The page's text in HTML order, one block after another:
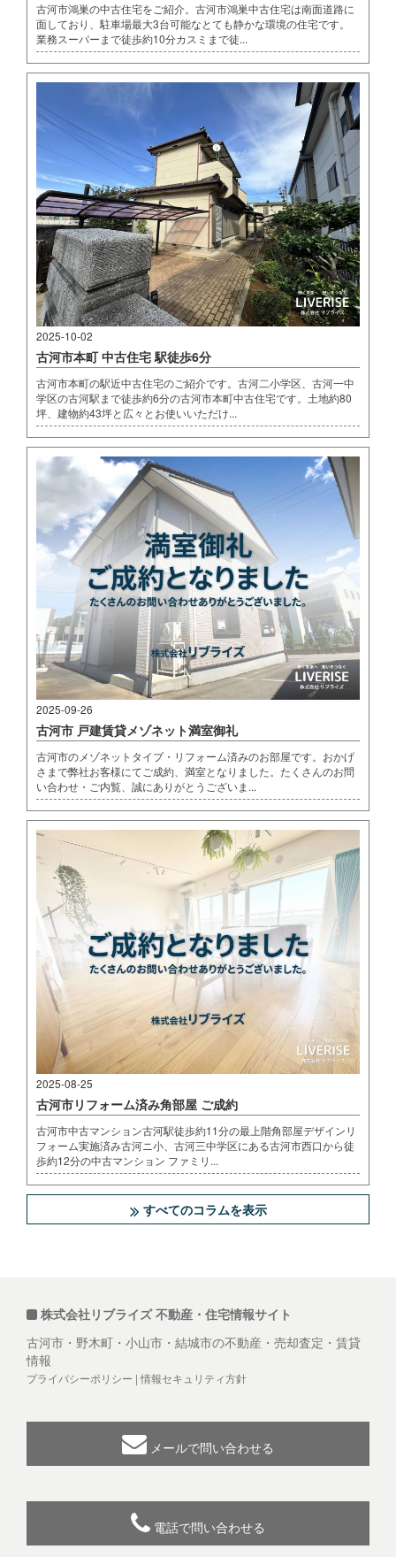
古河市鴻巣の中古住宅をご紹介。古河市鴻巣中古住宅は南面道路に
面しており、駐車場最大3台可能なとても静かな環境の住宅です。
業務スーパーまで徒歩約10分カスミまで徒...
2025-10-02
古河市本町 中古住宅 駅徒歩6分
古河市本町の駅近中古住宅のご紹介です。古河二小学区、古河一中
学区の古河駅まで徒歩約6分の古河市本町中古住宅です。土地約80
坪、建物約43坪と広々とお使いいただけ...
2025-09-26
古河市 戸建賃貸メゾネット満室御礼
古河市のメゾネットタイプ・リフォーム済みのお部屋です。おかげ
さまで弊社お客様にてご成約、満室となりました。たくさんのお問
い合わせ・ご内覧、誠にありがとうございま...
2025-08-25
古河市リフォーム済み角部屋 ご成約
古河市中古マンション古河駅徒歩約11分の最上階角部屋デザインリ
フォーム実施済み古河ニ小、古河三中学区にある古河市西口から徒
歩約12分の中古マンション ファミリ...
すべてのコラムを表示
株式会社リブライズ 不動産・住宅情報サイト
古河市・野木町・小山市・結城市の不動産・売却査定・賃貸
情報
プライバシーポリシー | 情報セキュリティ方針
メールで問い合わせる
電話で問い合わせる